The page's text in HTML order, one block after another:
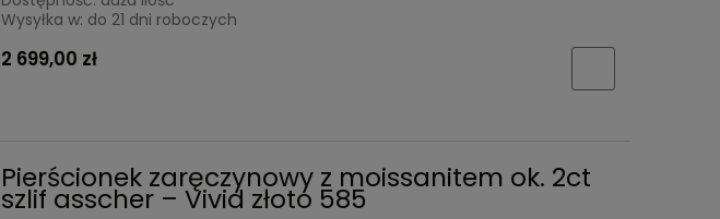
Wysyłka w: do 21 dni roboczych
2 699,00 zł
Pierścionek zaręczynowy z moissanitem ok. 2ct
szlif asscher – Vivid złoto 585